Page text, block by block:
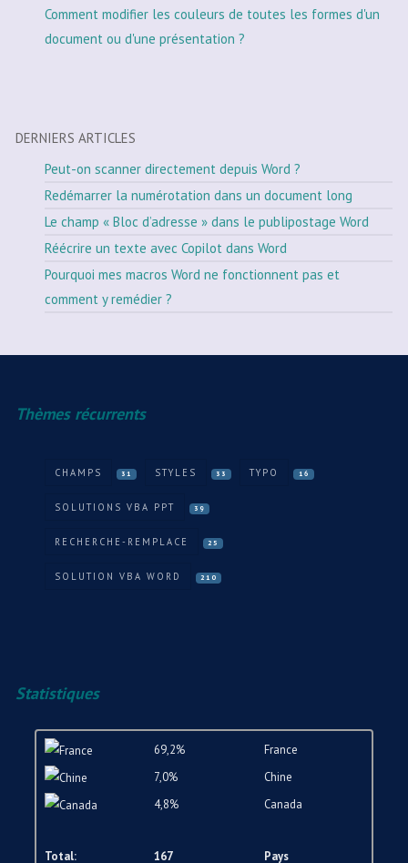
Comment modifier les couleurs de toutes les formes d'un
document ou d'une présentation ?
DERNIERS ARTICLES
Peut-on scanner directement depuis Word ?
Redémarrer la numérotation dans un document long
Le champ « Bloc d’adresse » dans le publipostage Word
Réécrire un texte avec Copilot dans Word
Pourquoi mes macros Word ne fonctionnent pas et
comment y remédier ?
Thèmes récurrents
CHAMPS 31 STYLES 33 TYPO 16
SOLUTIONS VBA PPT 39
RECHERCHE-REMPLACE 25
SOLUTION VBA WORD 210
Statistiques
69,2%
France
7,0%
Chine
4,8%
Canada
Total: 167 Pays